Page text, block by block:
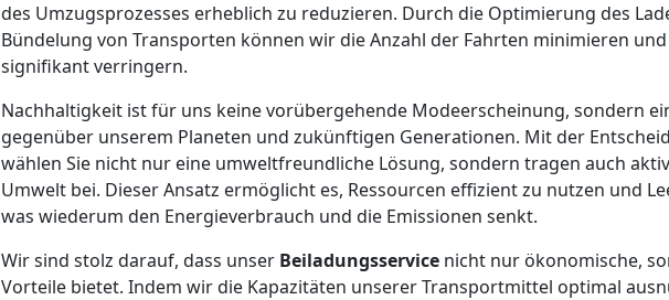
des Umzugsprozesses erheblich zu reduzieren. Durch die Optimierung des
Bündelung von Transporten können wir die Anzahl der Fahrten minimieren
signifikant verringern.
Nachhaltigkeit ist für uns keine vorübergehende Modeerscheinung, sondern
gegenüber unserem Planeten und zukünftigen Generationen. Mit der
wählen Sie nicht nur eine umweltfreundliche Lösung, sondern tragen auch
Umwelt bei. Dieser Ansatz ermöglicht es, Ressourcen effizient zu nutzen und
was wiederum den Energieverbrauch und die Emissionen senkt.
Wir sind stolz darauf, dass unser Beiladungsservice nicht nur ökonomische,
Vorteile bietet. Indem wir die Kapazitäten unserer Transportmittel optimal